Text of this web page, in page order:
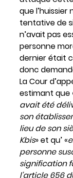
que l’huissier
tentative de
n’avait pas
personne
dernier était
donc
La Cour
estimant que
avait été
son
lieu de son
Kbis» et qu’ «
personne
signification
l’article 656